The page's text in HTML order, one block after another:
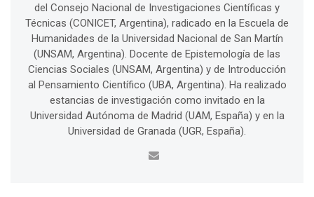
del Consejo Nacional de Investigaciones Científicas y
Técnicas (CONICET, Argentina), radicado en la Escuela de
Humanidades de la Universidad Nacional de San Martín
(UNSAM, Argentina). Docente de Epistemología de las
Ciencias Sociales (UNSAM, Argentina) y de Introducción
al Pensamiento Científico (UBA, Argentina). Ha realizado
estancias de investigación como invitado en la
Universidad Autónoma de Madrid (UAM, España) y en la
Universidad de Granada (UGR, España).